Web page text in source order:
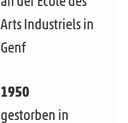
Arts Industriels in
Genf
1950
gestorben in